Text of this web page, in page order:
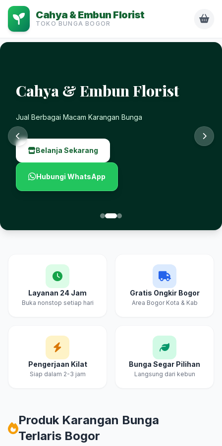
Cahya & Embun Florist
TOKO BUNGA BOGOR
Cahya & Embun Florist
Jual Berbagai Macam Karangan Bunga
Belanja Sekarang
Hubungi WhatsApp
Layanan 24 Jam
Buka nonstop setiap hari
Gratis Ongkir Bogor
Area Bogor Kota & Kab
Pengerjaan Kilat
Siap dalam 2-3 jam
Bunga Segar Pilihan
Langsung dari kebun
Produk Karangan Bunga
Terlaris Bogor